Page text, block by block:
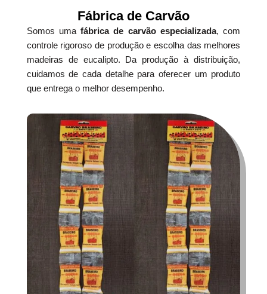
Fábrica de Carvão
Somos umafábrica de carvão especializada, com
controle rigoroso de produção e escolha das melhores
madeiras de eucalipto. Da produção à distribuição,
cuidamos de cada detalhe para oferecer um produto
que entrega o melhor desempenho.